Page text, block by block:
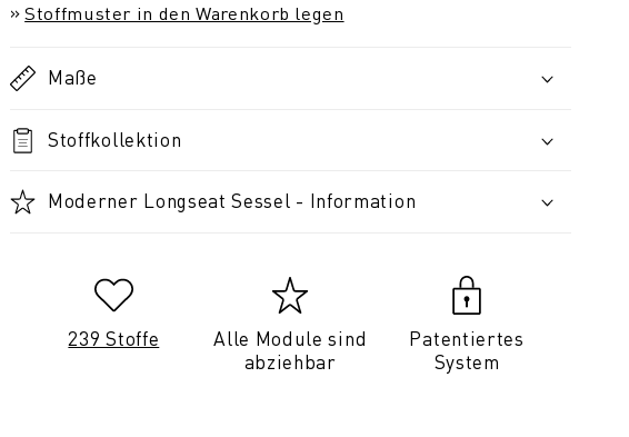
Stoffmuster in den Warenkorb legen
Maße
Stoffkollektion
Moderner Longseat Sessel - Information
239 Stoffe
Alle Module sind
abziehbar
Patentiertes
System